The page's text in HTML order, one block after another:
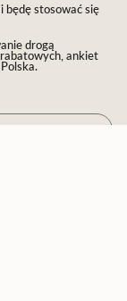
i będę stosować się
drogą
ankiet